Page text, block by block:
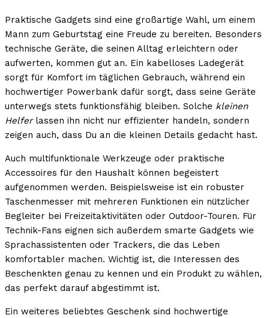
Praktische Gadgets sind eine großartige Wahl, um einem
Mann zum Geburtstag eine Freude zu bereiten. Besonders
technische Geräte, die seinen Alltag erleichtern oder
aufwerten, kommen gut an. Ein kabelloses Ladegerät
sorgt für Komfort im täglichen Gebrauch, während ein
hochwertiger Powerbank dafür sorgt, dass seine Geräte
unterwegs stets funktionsfähig bleiben. Solche kleinen
Helferlassen ihn nicht nur effizienter handeln, sondern
zeigen auch, dass Du an die kleinen Details gedacht hast.
Auch multifunktionale Werkzeuge oder praktische
Accessoires für den Haushalt können begeistert
aufgenommen werden. Beispielsweise ist ein robuster
Taschenmesser mit mehreren Funktionen ein nützlicher
Begleiter bei Freizeitaktivitäten oder Outdoor-Touren. Für
Technik-Fans eignen sich außerdem smarte Gadgets wie
Sprachassistenten oder Trackers, die das Leben
komfortabler machen. Wichtig ist, die Interessen des
Beschenkten genau zu kennen und ein Produkt zu wählen,
das perfekt darauf abgestimmt ist.
Ein weiteres beliebtes Geschenk sind hochwertige